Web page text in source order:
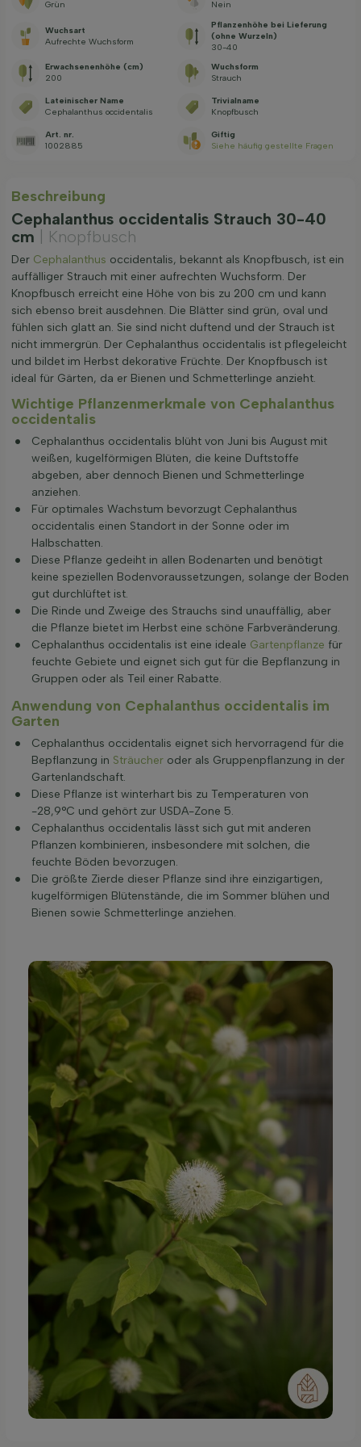
Grün Nein
Wuchsart
Aufrechte Wuchsform
Pflanzenhöhe bei Lieferung
(ohne Wurzeln)
30-40
Erwachsenenhöhe (cm)
200
Wuchsform
Strauch
Lateinischer Name
Cephalanthus occidentalis
Trivialname
Knopfbusch
Art. nr.
1002885
Giftig
Siehe häufig gestellte Fragen
Beschreibung
Cephalanthus occidentalis Strauch 30-40
cm
| Knopfbusch
Der Cephalanthus occidentalis, bekannt als Knopfbusch, ist ein
auffälliger Strauch mit einer aufrechten Wuchsform. Der
Knopfbusch erreicht eine Höhe von bis zu 200 cm und kann
sich ebenso breit ausdehnen. Die Blätter sind grün, oval und
fühlen sich glatt an. Sie sind nicht duftend und der Strauch ist
nicht immergrün. Der Cephalanthus occidentalis ist pflegeleicht
und bildet im Herbst dekorative Früchte. Der Knopfbusch ist
ideal für Gärten, da er Bienen und Schmetterlinge anzieht.
Wichtige Pflanzenmerkmale von Cephalanthus
occidentalis
Cephalanthus occidentalis blüht von Juni bis August mit
weißen, kugelförmigen Blüten, die keine Duftstoffe
abgeben, aber dennoch Bienen und Schmetterlinge
anziehen.
Für optimales Wachstum bevorzugt Cephalanthus
occidentalis einen Standort in der Sonne oder im
Halbschatten.
Diese Pflanze gedeiht in allen Bodenarten und benötigt
keine speziellen Bodenvoraussetzungen, solange der Boden
gut durchlüftet ist.
Die Rinde und Zweige des Strauchs sind unauffällig, aber
die Pflanze bietet im Herbst eine schöne Farbveränderung.
Cephalanthus occidentalis ist eine ideale Gartenpflanze für
feuchte Gebiete und eignet sich gut für die Bepflanzung in
Gruppen oder als Teil einer Rabatte.
Anwendung von Cephalanthus occidentalis im
Garten
Cephalanthus occidentalis eignet sich hervorragend für die
Bepflanzung in Sträucher oder als Gruppenpflanzung in der
Gartenlandschaft.
Diese Pflanze ist winterhart bis zu Temperaturen von
-28,9°C und gehört zur USDA-Zone 5.
Cephalanthus occidentalis lässt sich gut mit anderen
Pflanzen kombinieren, insbesondere mit solchen, die
feuchte Böden bevorzugen.
Die größte Zierde dieser Pflanze sind ihre einzigartigen,
kugelförmigen Blütenstände, die im Sommer blühen und
Bienen sowie Schmetterlinge anziehen.